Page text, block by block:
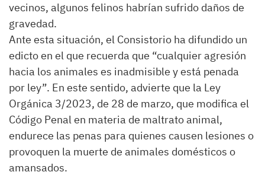
vecinos, algunos felinos habrían sufrido daños de
gravedad.
Ante esta situación, el Consistorio ha difundido un
edicto en el que recuerda que “cualquier agresión
hacia los animales es inadmisible y está penada
por ley”. En este sentido, advierte que la Ley
Orgánica 3/2023, de 28 de marzo, que modifica el
Código Penal en materia de maltrato animal,
endurece las penas para quienes causen lesiones o
provoquen la muerte de animales domésticos o
amansados.